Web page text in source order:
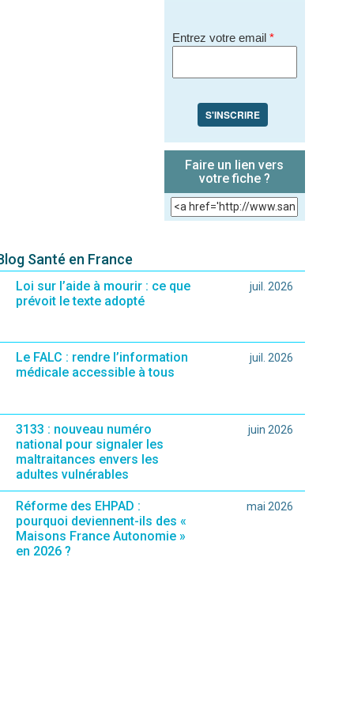
Entrez votre email *
S'INSCRIRE
Faire un lien vers
votre fiche ?
Santé en France
Loi sur l’aide à mourir : ce que
prévoit le texte adopté
juil. 2026
Le FALC : rendre l’information
médicale accessible à tous
juil. 2026
3133 : nouveau numéro
national pour signaler les
maltraitances envers les
adultes vulnérables
juin 2026
Réforme des EHPAD :
pourquoi deviennent-ils des «
Maisons France Autonomie »
en 2026 ?
mai 2026